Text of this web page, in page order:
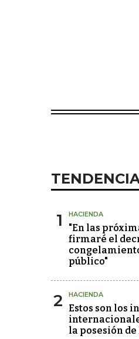
1 HACIENDA
"En las
firmaré el
público"
2 HACIENDA
Estos son los
la posesión